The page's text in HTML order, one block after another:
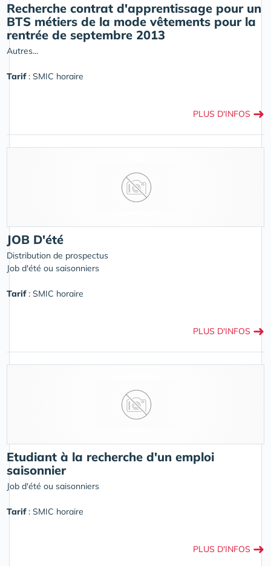
Recherche contrat d'apprentissage pour un
BTS métiers de la mode vêtements pour la
rentrée de septembre 2013
Autres...
Tarif: SMIC horaire
PLUS D'INFOS ➜
JOB D'été
Distribution de prospectus
Job d'été ou saisonniers
Tarif: SMIC horaire
PLUS D'INFOS ➜
Etudiant à la recherche d'un emploi
saisonnier
Job d'été ou saisonniers
Tarif: SMIC horaire
PLUS D'INFOS ➜